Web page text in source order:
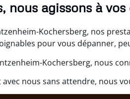
nous agissons à vos
Kochersberg, nos
pour vous dépanner,
Kochersberg, nous
avec nous sans attendre, nous